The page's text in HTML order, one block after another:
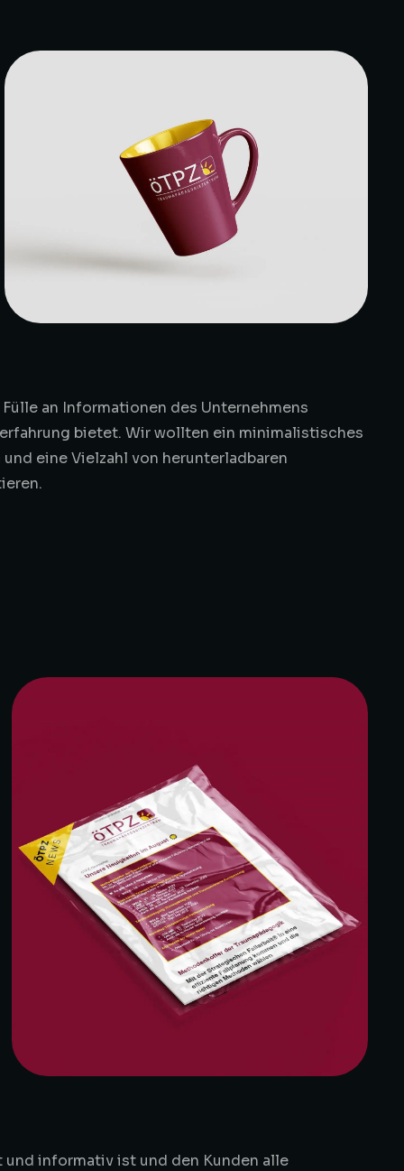
an Informationen des Unternehmens
bietet. Wir wollten ein minimalistisches
eine Vielzahl von herunterladbaren
informativ ist und den Kunden alle